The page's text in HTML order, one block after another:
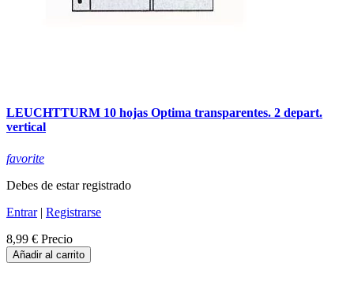
LEUCHTTURM 10 hojas Optima transparentes. 2 depart.
vertical
favorite
Debes de estar registrado
Entrar| Registrarse
8,99 € Precio
Añadir al carrito